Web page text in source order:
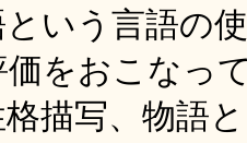
という言語の
価をおこなっ
描写、物語